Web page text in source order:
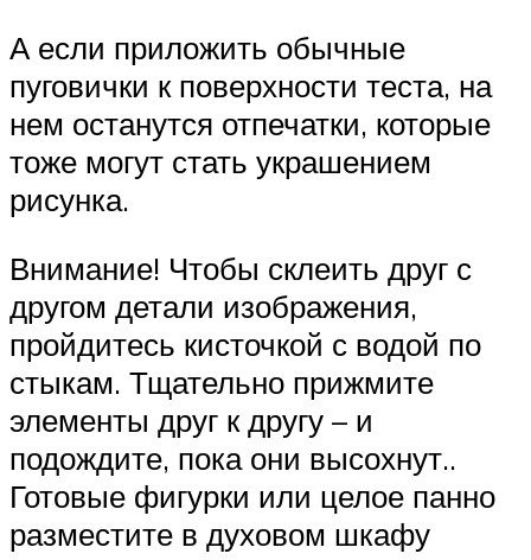
А если приложить обычные
пуговички к поверхности теста, на
нем останутся отпечатки, которые
тоже могут стать украшением
рисунка.
Внимание! Чтобы склеить друг с
другом детали изображения,
пройдитесь кисточкой с водой по
стыкам. Тщательно прижмите
элементы друг к другу – и
подождите, пока они высохнут..
Готовые фигурки или целое панно
разместите в духовом шкафу